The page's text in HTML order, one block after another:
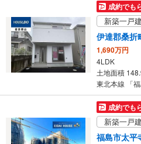
る
成約でも
新築一戸
伊達郡桑折
1,690万円
4LDK
土地面積
成約でも
新築一戸
福島市太平